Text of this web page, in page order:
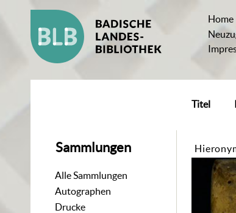
Home
Sammlungen
Alle Sammlungen
Autographen
Drucke
Titel